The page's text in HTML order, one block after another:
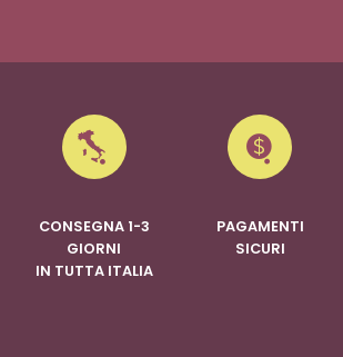
CONSEGNA 1-3
GIORNI
IN TUTTA ITALIA
PAGAMENTI
SICURI